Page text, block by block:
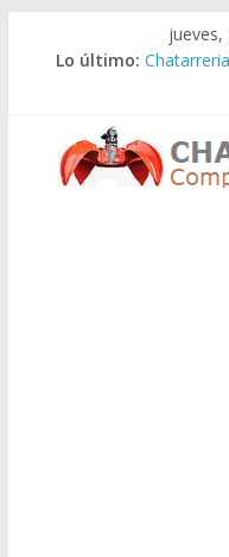
jueves,
Lo último: